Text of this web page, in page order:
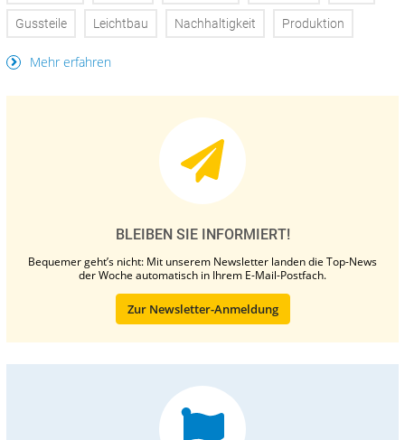
Gussteile Leichtbau Nachhaltigkeit Produktion
Mehr erfahren
BLEIBEN SIE INFORMIERT!
Bequemer geht’s nicht: Mit unserem Newsletter landen die Top-News
der Woche automatisch in Ihrem E-Mail-Postfach.
Zur Newsletter-Anmeldung